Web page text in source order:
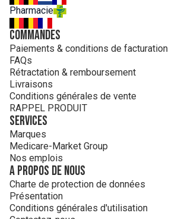
CITRIQUE, LAURYL SULFOSUCCINATE
POLYSORBATE 6, ISOSTÉARATE DE
LÉCITHINE, EXTRAIT D'ÉPICE
Pharmacie
Commandes
Paiements & conditions de facturation
FAQs
Rétractation & remboursement
Livraisons
Conditions générales de vente
RAPPEL PRODUIT
Services
Marques
Medicare-Market Group
Nos emplois
A propos de nous
Charte de protection de données
Présentation
Conditions générales d'utilisation